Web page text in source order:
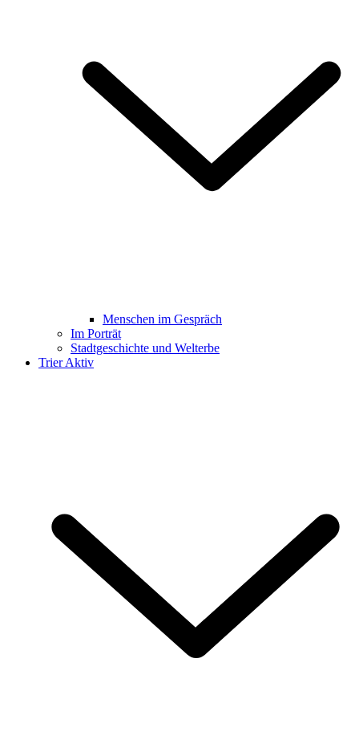
Menschen im Gespräch
Im Porträt
Stadtgeschichte und Welterbe
Trier Aktiv